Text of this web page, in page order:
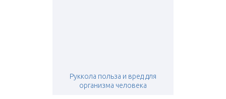
Руккола польза и вред для
организма человека